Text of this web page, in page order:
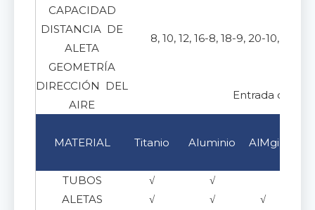
CAPACIDAD
DISTANCIA DE
ALETA
8, 10, 12, 16-8, 18-9, 20-10, 24-
GEOMETRÍA
DIRECCIÓN DEL
AIRE
Entrada de
MATERIAL Titanio Aluminio AlMg
TUBOS
√ √
ALETAS
√ √ √